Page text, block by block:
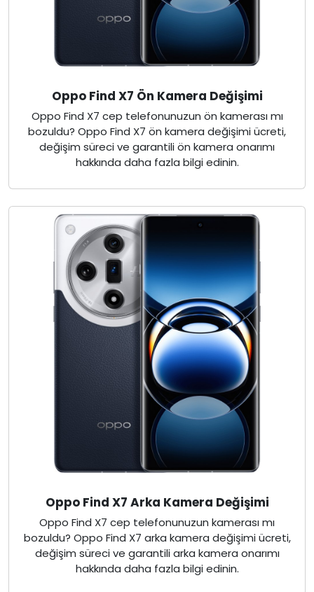
Oppo Find X7 Ön Kamera Değişimi
Oppo Find X7 cep telefonunuzun ön kamerası mı
bozuldu? Oppo Find X7 ön kamera değişimi ücreti,
değişim süreci ve garantili ön kamera onarımı
hakkında daha fazla bilgi edinin.
Oppo Find X7 Arka Kamera Değişimi
Oppo Find X7 cep telefonunuzun kamerası mı
bozuldu? Oppo Find X7 arka kamera değişimi ücreti,
değişim süreci ve garantili arka kamera onarımı
hakkında daha fazla bilgi edinin.